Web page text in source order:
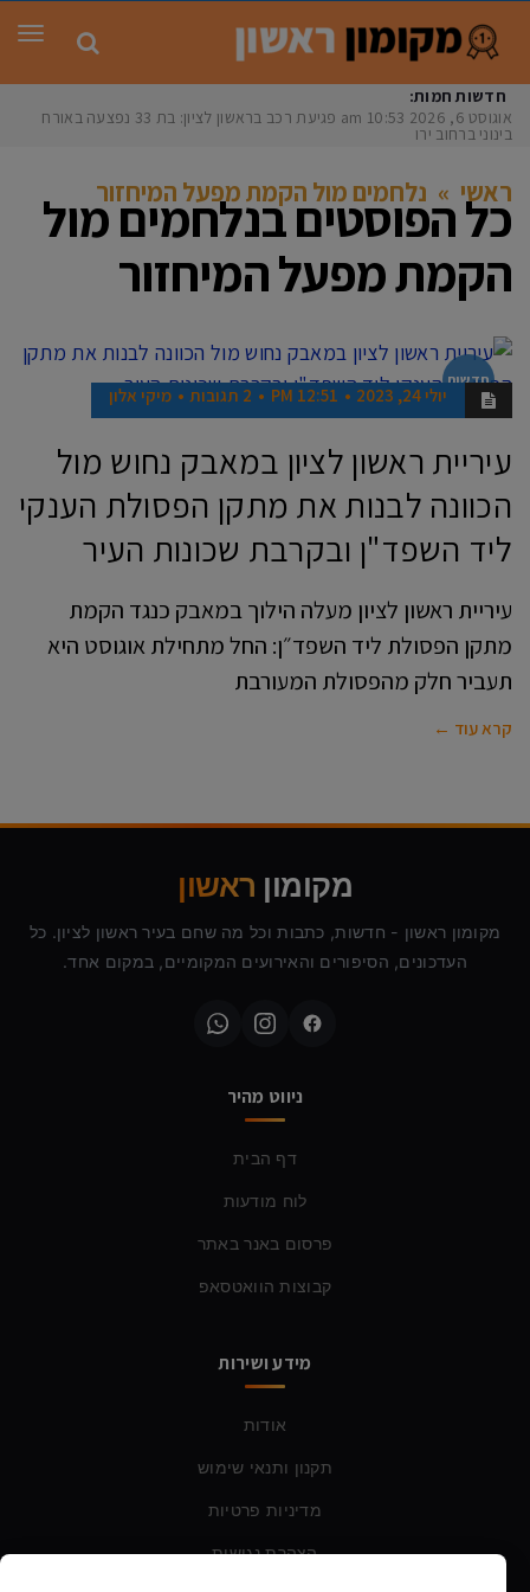
חדשות חמות:
אוגוסט 6, 2026
10:53 am פגיעת רכב בראשון לציון: בת 33 נפצעה באורח
בינוני ברחוב ירושל
ראשי » נלחמים מול הקמת מפעל המיחזור
כל הפוסטים בנלחמים מול
הקמת מפעל המיחזור
חדשות
יולי 24, 2023 12:51 PM 2 תגובות מיקי אלון
עיריית ראשון לציון במאבק נחוש מול
הכוונה לבנות את מתקן הפסולת הענקי
ליד השפד"ן ובקרבת שכונות העיר
עיריית ראשון לציון מעלה הילוך במאבק כנגד הקמת
מתקן הפסולת ליד השפד״ן: החל מתחילת אוגוסט היא
תעביר חלק מהפסולת המעורבת
קרא עוד ←
מקומון ראשון
מקומון ראשון - חדשות, כתבות וכל מה שחם בעיר ראשון לציון. כל
העדכונים, הסיפורים והאירועים המקומיים, במקום אחד.
ניווט מהיר
דף הבית
לוח מודעות
פרסום באנר באתר
קבוצות הוואטסאפ
מידע ושירות
אודות
תקנון ותנאי שימוש
מדיניות פרטיות
הצהרת נגישות